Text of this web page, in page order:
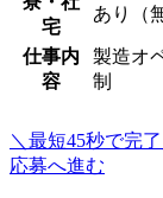
宅
あり（
仕事内
容
製造オ
制
＼最短45秒で完
応募へ進む